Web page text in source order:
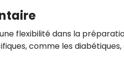
flexibilité dans la
comme les